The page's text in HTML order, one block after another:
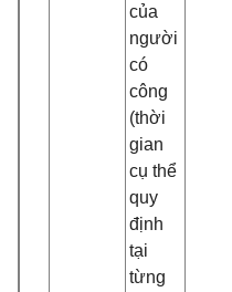
của
người
có
công
(thời
gian
cụ thể
quy
định
tại
từng